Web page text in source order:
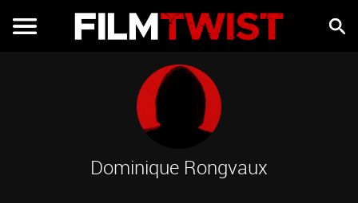
Dominique Rongvaux